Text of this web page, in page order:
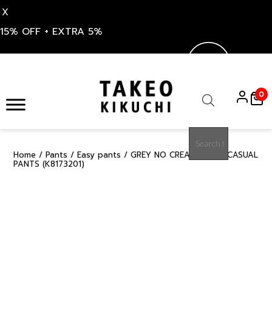
X
15% OFF + EXTRA 5%
content
search
0
Home / Pants / Easy pants / GREY NO CREASE 2WAY CASUAL
PANTS (K8173201)
15%